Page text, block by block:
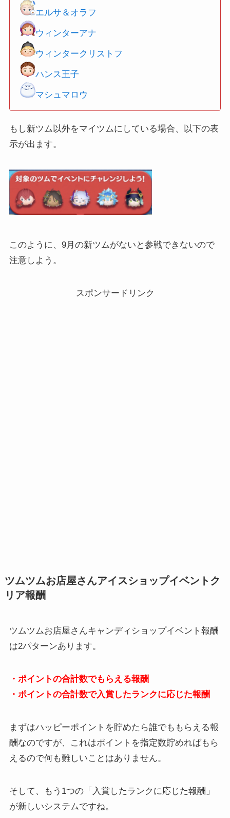
エルサ＆オラフ
ウィンターアナ
ウィンタークリストフ
ハンス王子
マシュマロウ
もし新ツム以外をマイツムにしている場合、以下の表
示が出ます。
このように、9月の新ツムがないと参戦できないので
注意しよう。
スポンサードリンク
ツムツムお店屋さんアイスショップイベントク
リア報酬
ツムツムお店屋さんキャンディショップイベント報酬
は2パターンあります。
・ポイントの合計数でもらえる報酬
・ポイントの合計数で入賞したランクに応じた報酬
まずはハッピーポイントを貯めたら誰でももらえる報
酬なのですが、これはポイントを指定数貯めればもら
えるので何も難しいことはありません。
そして、もう1つの「入賞したランクに応じた報酬」
が新しいシステムですね。